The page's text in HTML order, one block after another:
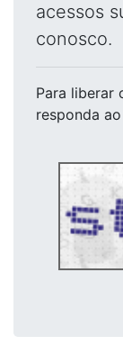
acessos
conosco.
Para liberar
responda